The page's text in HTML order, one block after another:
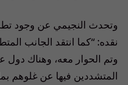
وتحدث النجيمي عن وجود
نقده: “كما انتقد الجانب
وتم الحوار معه، وهناك دول
المتشددين فيها عن غلوهم